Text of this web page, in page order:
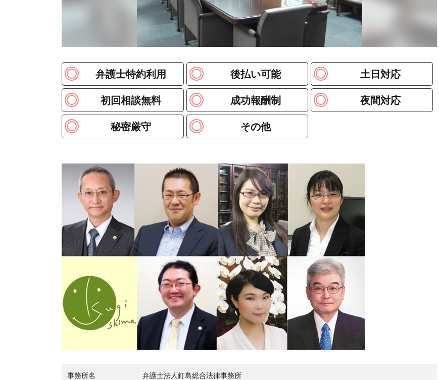
弁護士特約利用 後払い可能 土日対応
初回相談無料 成功報酬制 夜間対応
秘密厳守 その他
事務所名 弁護士法人釘島総合法律事務所